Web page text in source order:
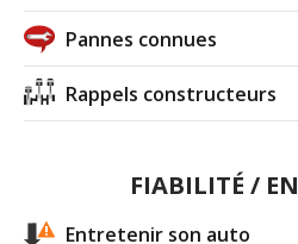
Pannes connues
Rappels constructeurs
FIABILITÉ /
Entretenir son auto